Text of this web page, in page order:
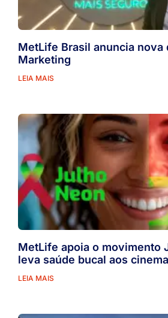
MetLife Brasil anuncia nova
Marketing
LEIA MAIS
MetLife apoia o movimento
leva saúde bucal aos
LEIA MAIS